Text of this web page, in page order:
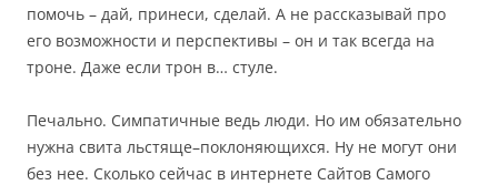
помочь – дай, принеси, сделай. А не рассказывай про
его возможности и перспективы – он и так всегда на
троне. Даже если трон в… стуле.
Печально. Симпатичные ведь люди. Но им обязательно
нужна свита льстяще–поклоняющихся. Ну не могут они
без нее. Сколько сейчас в интернете Сайтов Самого